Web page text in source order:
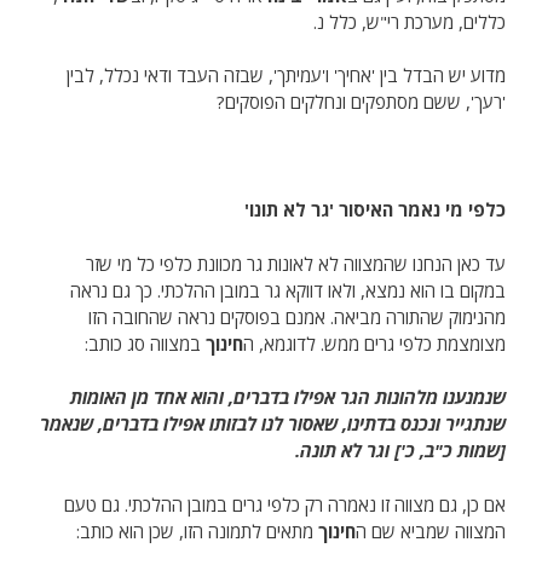
כללים, מערכת רי"ש, כלל נ.
מדוע יש הבדל בין 'אחיך' ו'עמיתך', שבזה העבד ודאי נכלל, לבין
'רעך', ששם מסתפקים ונחלקים הפוסקים?
כלפי מי נאמר האיסור 'גר לא תונו'
עד כאן הנחנו שהמצווה לא לאונות גר מכוונת כלפי כל מי שזר
במקום בו הוא נמצא, ולאו דווקא גר במובן ההלכתי. כך גם נראה
מהנימוק שהתורה מביאה. אמנם בפוסקים נראה שהחובה הזו
מצומצמת כלפי גרים ממש. לדוגמא, החינוך במצווה סג כותב:
שנמנענו מלהונות הגר אפילו בדברים, והוא אחד מן האומות
שנתגייר ונכנס בדתינו, שאסור לנו לבזותו אפילו בדברים, שנאמר
[שמות כ"ב, כ'] וגר לא תונה.
אם כן, גם מצווה זו נאמרה רק כלפי גרים במובן ההלכתי. גם טעם
המצווה שמביא שם החינוך מתאים לתמונה הזו, שכן הוא כותב: